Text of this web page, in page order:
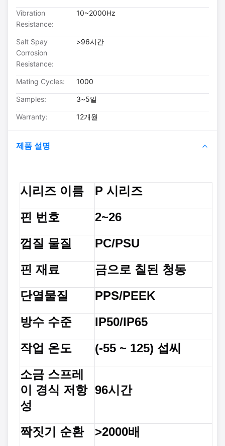
Vibration
Resistance:
10~2000Hz
Salt Spay
Corrosion
Resistance:
>96시간
Mating Cycles: 1000
Samples: 3~5일
Warranty: 12개월
제품 설명
시리즈 이름
P 시리즈
핀 번호
2~26
껍질 물질
PC/PSU
핀 재료
금으로 칠된 청동
단열물질
PPS/PEEK
방수 수준
IP50/IP65
작업 온도
(-55 ~ 125) 섭씨
소금 스프레
이 경식 저항
성
96시간
짝짓기 순환 >2000배